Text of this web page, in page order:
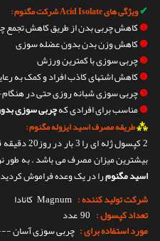
✔ویژگی های Acid Isolate شرکت مگنوم :
❶کاهش چربی بدن از طریق کاهش تجمع
❷کاهش وزن بدن بدون عضله سوزی
❸چربی سوزی با کمترین ورزش
❹کاهش اشتهای کاذب افراد و کمک به
❺چربی سوزی شبانه روزی حتی در
❻مناسب برای افرادی کهچربی سوزی
⁂طریقه مصرف اسید ایزوله مگنوم :
2 کپسول
بیشترین میزان مصرف می باشد . به طور نرمال 1 عدد قبل از صبحانه ، 1 عدد قبل ناهار و 1 عدد قبل از شام
اسید مگنومرا در یک وعده فراموش کردید در
شرکت تولید کننده : Magnum کانادا
تعداد کپسول : 90 عدد
مورد استفاده برای : چربی سوزی آسان